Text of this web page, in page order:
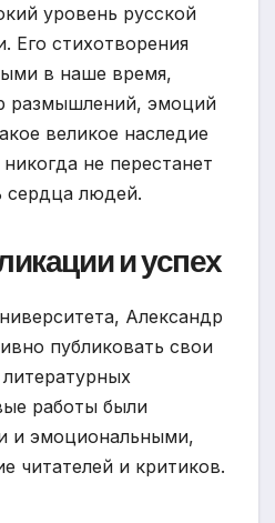
уровень русской
Его стихотворения
в наше время,
размышлений, эмоций
великое наследие
не перестанет
сердца людей.
и успех
Александр
публиковать свои
работы были
и эмоциональными,
читателей и критиков.